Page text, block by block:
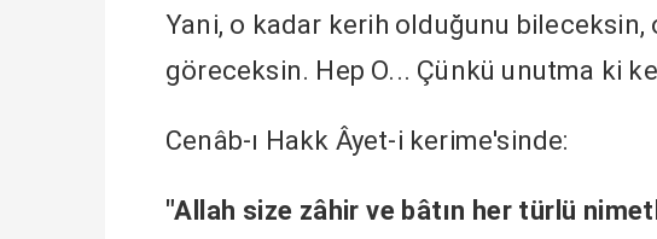
Yani, o kadar kerih olduğunu bileceksin,
göreceksin. Hep O... Çünkü unutma ki
Cenâb-ı Hakk Âyet-i kerime'sinde:
"Allah size zâhir ve bâtın her türlü